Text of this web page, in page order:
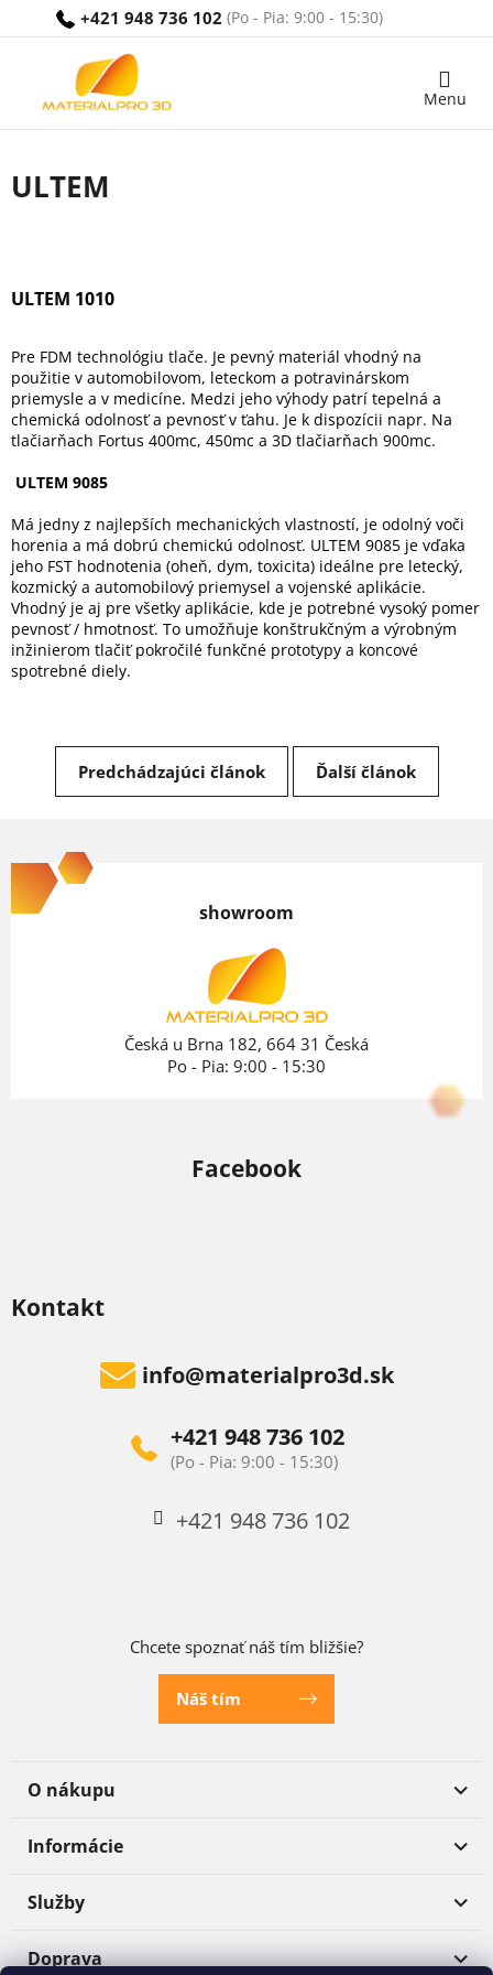
+421 948 736 102
Nákupný
ULTEM
ULTEM 1010
Pre FDM technológiu tlače. Je pevný materiál vhodný na
použitie v automobilovom, leteckom a potravinárskom
priemysle a v medicíne. Medzi jeho výhody patrí tepelná a
chemická odolnosť a pevnosť v ťahu. Je k dispozícii napr. Na
tlačiarňach Fortus 400mc, 450mc a 3D tlačiarňach 900mc.
ULTEM 9085
Má jedny z najlepších mechanických vlastností, je odolný voči
horenia a má dobrú chemickú odolnosť. ULTEM 9085 je vďaka
jeho FST hodnotenia (oheň, dym, toxicita) ideálne pre letecký,
kozmický a automobilový priemysel a vojenské aplikácie.
Vhodný je aj pre všetky aplikácie, kde je potrebné vysoký pomer
pevnosť / hmotnosť. To umožňuje konštrukčným a výrobným
inžinierom tlačiť pokročilé funkčné prototypy a koncové
spotrebné diely.
Predchádzajúci článok Ďalší článok
á
p
Kontakt
info@materialpro3d.sk
+421 948 736 102
+421 948 736 102
Chcete spoznať náš tím bližšie?
Náš tím
O nákupu
Informácie
Služby
showroom
Česká u Brna 182, 664 31 Česká
Po - Pia: 9:00 - 15:30
Facebook
Doprava